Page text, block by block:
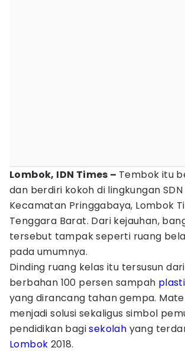
Lombok, IDN Times – Tembok itu
dan berdiri kokoh di lingkungan SDN
Kecamatan Pringgabaya, Lombok
Tenggara Barat. Dari kejauhan,
tersebut tampak seperti ruang
pada umumnya.
Dinding ruang kelas itu tersusun
berbahan 100 persen sampah
yang dirancang tahan gempa.
menjadi solusi sekaligus simbol
pendidikan bagisekolah yang
Lombok 2018.